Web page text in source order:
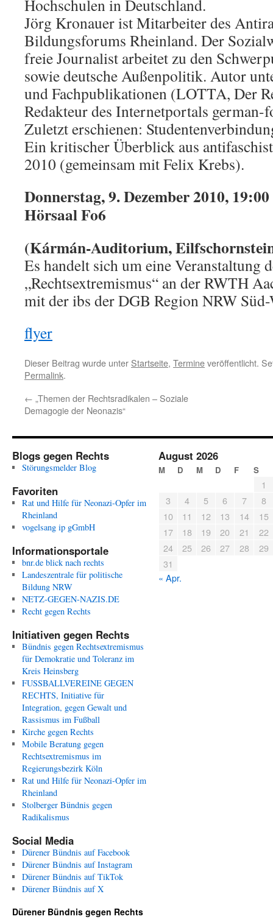
Hochschulen in Deutschland.
Jörg Kronauer ist Mitarbeiter des
Bildungsforums Rheinland. Der
freie Journalist arbeitet zu den
sowie deutsche Außenpolitik. Autor
und Fachpublikationen (LOTTA, Der
Redakteur des Internetportals
Zuletzt erschienen:
Ein kritischer Überblick aus
2010 (gemeinsam mit Felix Krebs).
Donnerstag, 9. Dezember 2010,
Hörsaal Fo6
(Kármán-Auditorium,
Es handelt sich um eine Veranstaltung
„Rechtsextremismus“ an der RWTH
mit der ibs der DGB Region NRW Süd-
flyer
Dieser Beitrag wurde unter Startseite, Termineveröffentlicht.
Permalink.
← „Themen der Rechtsradikalen – Soziale
Demagogie der Neonazis“
Blogs gegen Rechts
Störungsmelder Blog
Favoriten
Rat und Hilfe für Neonazi-Opfer im
Rheinland
vogelsang ip gGmbH
Informationsportale
bnr.de blick nach rechts
Landeszentrale für politische
Bildung NRW
NETZ-GEGEN-NAZIS.DE
Recht gegen Rechts
Initiativen gegen Rechts
Bündnis gegen Rechtsextremismus
für Demokratie und Toleranz im
Kreis Heinsberg
FUSSBALLVEREINE GEGEN
RECHTS, Initiative für
Integration, gegen Gewalt und
Rassismus im Fußball
Kirche gegen Rechts
Mobile Beratung gegen
Rechtsextremismus im
Regierungsbezirk Köln
Rat und Hilfe für Neonazi-Opfer im
Rheinland
Stolberger Bündnis gegen
Radikalismus
Social Media
Dürener Bündnis auf Facebook
Dürener Bündnis auf Instagram
Dürener Bündnis auf TikTok
Dürener Bündnis auf X
August 2026
M D M D F S
1
3
4 5 6 7
8
10
11 12 13 14
15
17
18 19 20 21
22
24
25 26 27 28
29
31
« Apr.
Dürener Bündnis gegen Rechts